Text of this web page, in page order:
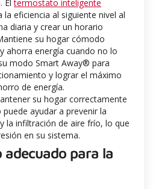
Eltermostato inteligente
la eficiencia al siguiente nivel al
diaria y crear un horario
su hogar cómodo
ahorra energía cuando no lo
modo Smart Away® para
y lograr el máximo
de energía.
su hogar correctamente
ayudar a prevenir la
la infiltración de aire frío, lo que
en su sistema.
adecuado para la